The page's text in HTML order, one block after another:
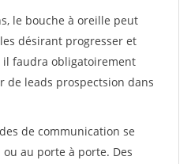
le bouche à oreille peut
désirant progresser et
faudra obligatoirement
de leads prospectsion dans
de communication se
au porte à porte. Des